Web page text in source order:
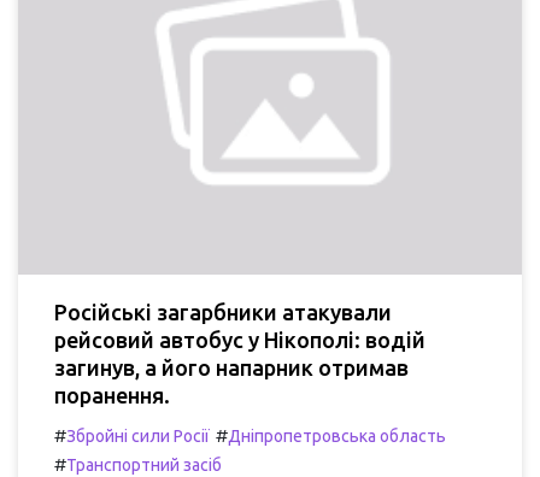
Російські загарбники атакували
рейсовий автобус у Нікополі: водій
загинув, а його напарник отримав
поранення.
#Збройні сили Росії #Дніпропетровська область
#Транспортний засіб